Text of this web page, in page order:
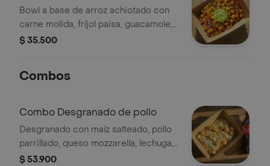
Bowl a base de arroz achiotado con
carne molida, fríjol paisa, guacamole,
papa y un toque de cilantro.
$ 35.500
Combos
Combo Desgranado de pollo
Desgranado con maíz salteado, pollo
parrillado, queso mozzarella, lechuga,
papa ripio y salsa verde y bebida a
$ 53.900